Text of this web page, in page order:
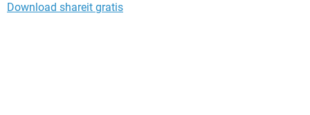
Download shareit gratis